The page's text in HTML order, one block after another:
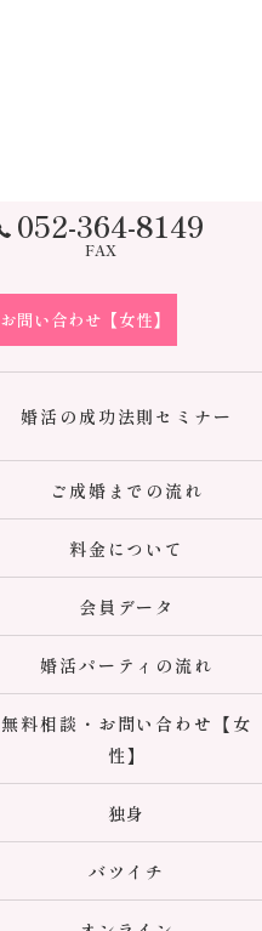
052-364-8149
FAX
お問い合わせ【女性】
婚活の成功法則セミナー
ご成婚までの流れ
料金について
会員データ
婚活パーティの流れ
無料相談・お問い合わせ【女
性】
独身
バツイチ